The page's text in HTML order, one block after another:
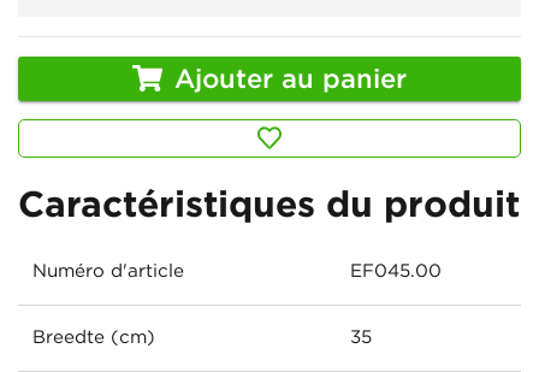
Ajouter au panier
Caractéristiques du produit
Numéro d'article EF045.00
Breedte (cm) 35